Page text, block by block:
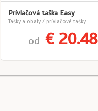
Prívlačová taška Easy
Tašky a obaly / prívlačové tašky
od € 20.48